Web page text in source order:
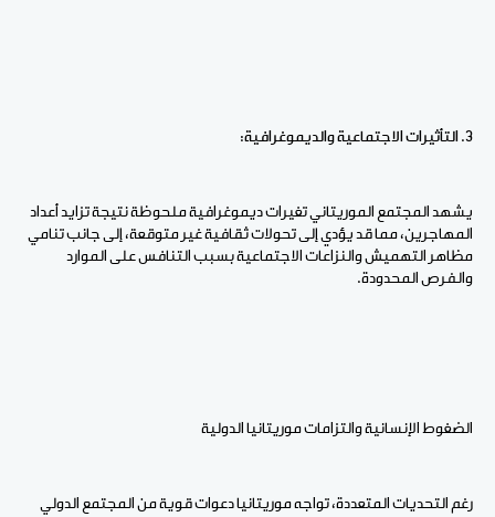
3. التأثيرات الاجتماعية والديموغرافية:
يشهد المجتمع الموريتاني تغيرات ديموغرافية ملحوظة نتيجة تزايد أعداد
المهاجرين، مما قد يؤدي إلى تحولات ثقافية غير متوقعة، إلى جانب تنامي
مظاهر التهميش والنزاعات الاجتماعية بسبب التنافس على الموارد
والفرص المحدودة.
الضغوط الإنسانية والتزامات موريتانيا الدولية
رغم التحديات المتعددة، تواجه موريتانيا دعوات قوية من المجتمع الدولي